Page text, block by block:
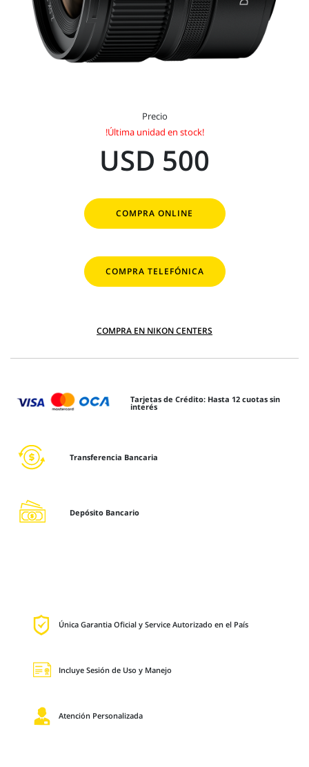
Precio
!Última unidad en stock!
USD 500
COMPRA ONLINE
COMPRA TELEFÓNICA
COMPRA EN NIKON CENTERS
Tarjetas de Crédito: Hasta 12 cuotas sin
interés
Transferencia Bancaria
Depósito Bancario
Única Garantia Oficial y Service Autorizado en el País
Incluye Sesión de Uso y Manejo
Atención Personalizada